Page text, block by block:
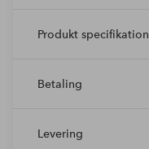
Produkt specifikation
Betaling
Levering